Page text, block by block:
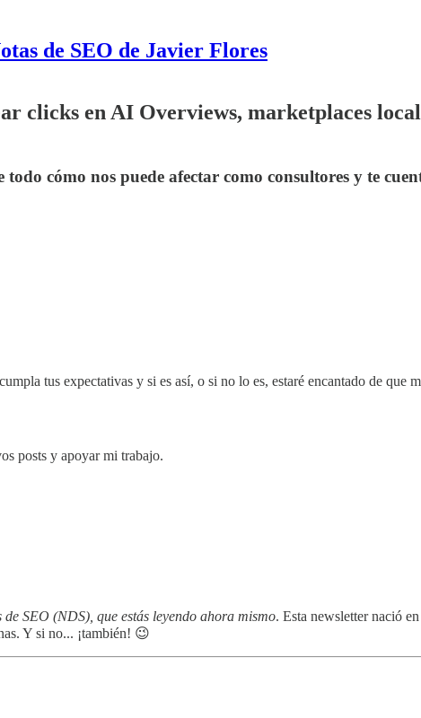
de SEO de Javier Flores
clicks en AI Overviews, marketplaces
cómo nos puede afectar como consultores y te
tus expectativas y si es así, o si no lo es, estaré encantado de que
posts y apoyar mi trabajo.
de SEO (NDS), que estás leyendo ahora mismo. Esta newsletter nació
Y si no... ¡también! 😉